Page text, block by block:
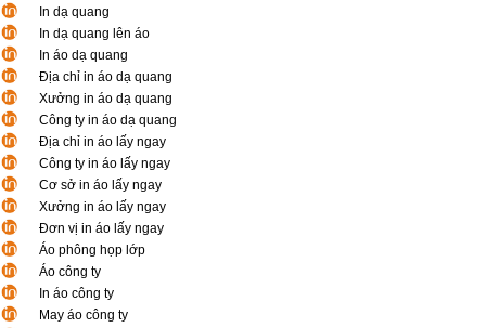
In dạ quang
In dạ quang lên áo
In áo dạ quang
Địa chỉ in áo dạ quang
Xưởng in áo dạ quang
Công ty in áo dạ quang
Địa chỉ in áo lấy ngay
Công ty in áo lấy ngay
Cơ sở in áo lấy ngay
Xưởng in áo lấy ngay
Đơn vị in áo lấy ngay
Áo phông họp lớp
Áo công ty
In áo công ty
May áo công ty